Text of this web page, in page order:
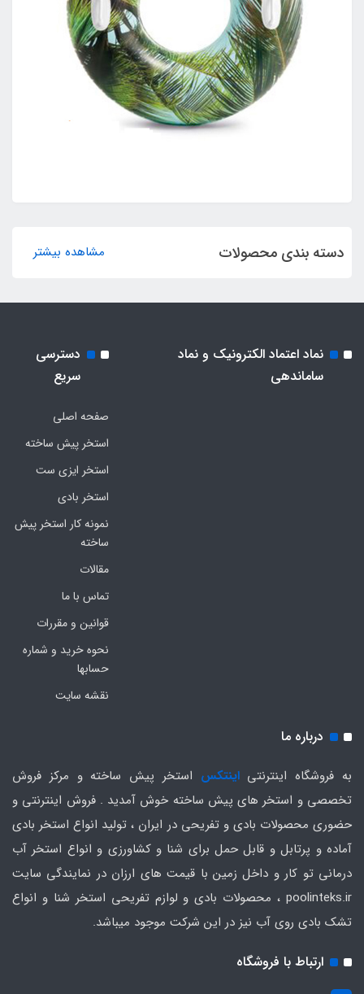
دسته بندی محصولات مشاهده بیشتر
نماد اعتماد الکترونیک و نماد
ساماندهی
دسترسی
سریع
صفحه اصلی
استخر پیش ساخته
استخر ایزی ست
استخر بادی
نمونه کار استخر پیش
ساخته
مقالات
تماس با ما
قوانین و مقررات
نحوه خرید و شماره
حسابها
نقشه سایت
درباره ما
به فروشگاه اینترنتیاینتکس استخر پیش ساخته و مرکز فروش
تخصصی و استخر های پیش ساخته خوش آمدید . فروش اینترنتی و
حضوری محصولات بادی و تفریحی در ایران ، تولید انواع استخر بادی
آماده و پرتابل و قابل حمل برای شنا و کشاورزی و انواع استخر آب
درمانی تو کار و داخل زمین با قیمت های ارزان در نمایندگی سایت
poolinteks.ir ، محصولات بادی و لوازم تفریحی استخر شنا و انواع
تشک بادی روی آب نیز در این شرکت موجود میباشد.
ارتباط با فروشگاه